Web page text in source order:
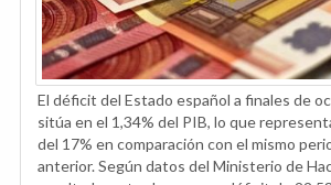
El déficit del Estado español a finales de
sitúa en el 1,34% del PIB, lo que
del 17% en comparación con el mismo
anterior. Según datos del Ministerio de